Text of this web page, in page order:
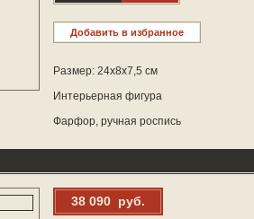
Добавить в избранное
Размер: 24х8х7,5 см
Интерьерная фигура
Фарфор, ручная роспись
38 090 руб.